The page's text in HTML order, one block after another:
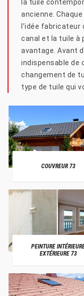
la tuile
ancienne.
l’idée fabricateur
canal et la tuile à
avantage. Avant
indispensable de
changement de
type de tuile qui
COUVREUR 73
PEINTURE
EXTÉRIEURE 73